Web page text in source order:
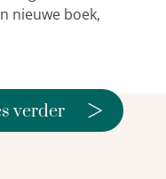
nieuwe boek,
verder >